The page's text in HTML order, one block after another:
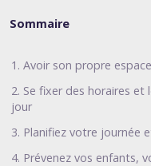
Sommaire
1. Avoir son propre
2. Se fixer des horaires
jour
3. Planifiez votre journée
4. Prévenez vos enfants,